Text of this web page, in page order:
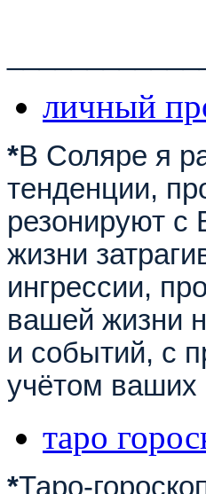
личный
*В Соляре я
тенденции,
резонируют
жизни
ингрессии,
вашей жизни
и событий, с
учётом ваших
таро
*Таро-